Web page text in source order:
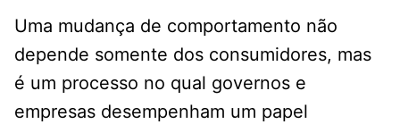
Uma mudança de comportamento não
depende somente dos consumidores, mas
é um processo no qual governos e
empresas desempenham um papel